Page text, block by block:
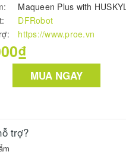
Maqueen Plus with
DFRobot
https://www.proe.vn
MUA NGAY
trợ?